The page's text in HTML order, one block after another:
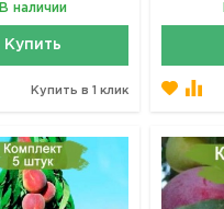
В наличии
Купить
Купить в 1 клик